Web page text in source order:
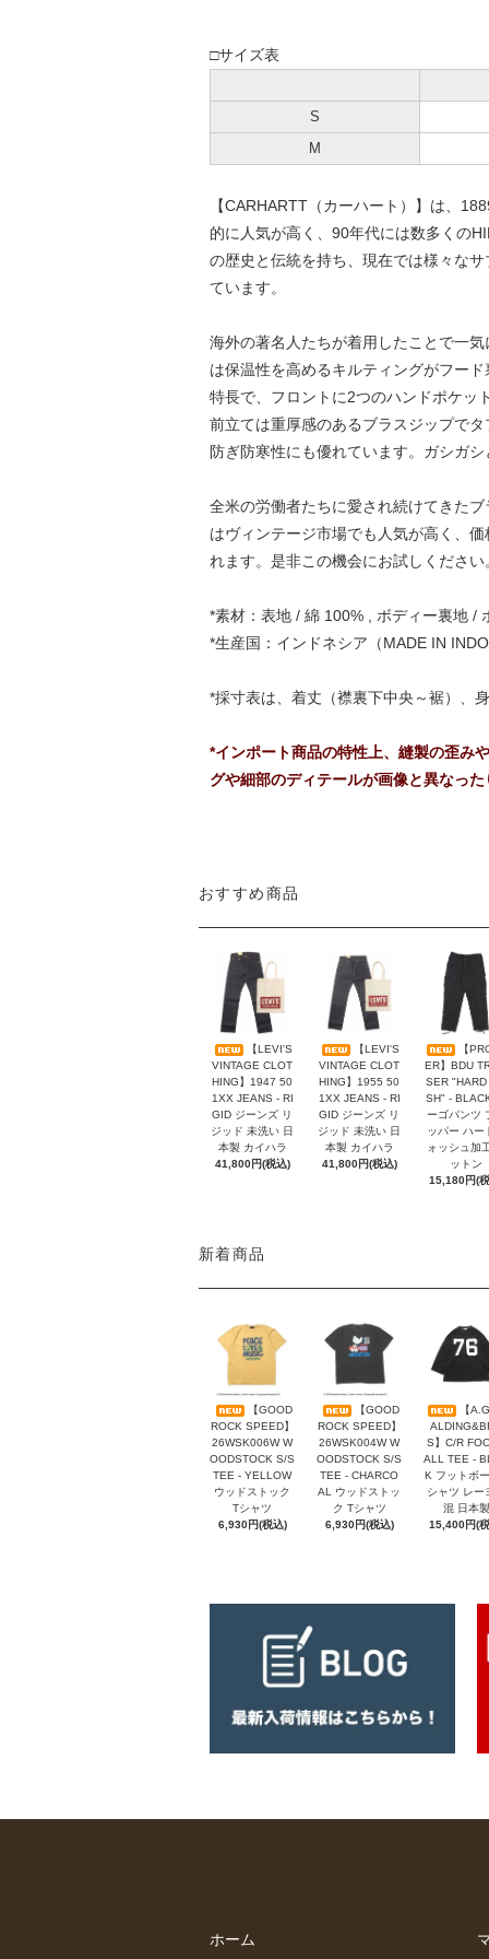
□サイズ表
S
M
【CARHARTT（カーハート）】は、
的に人気が高く、90年代には数多くの
の歴史と伝統を持ち、現在では様々な
ています。
海外の著名人たちが着用したことで一
は保温性を高めるキルティングがフー
特長で、フロントに2つのハンドポケッ
前立ては重厚感のあるブラスジップで
防ぎ防寒性にも優れています。ガシガ
全米の労働者たちに愛され続けてきた
はヴィンテージ市場でも人気が高く、
れます。是非この機会にお試しください
*素材：表地 / 綿 100% , ボディー裏地 /
*生産国：インドネシア（MADE IN
*採寸表は、着丈（襟裏下中央～裾）、
*インポート商品の特性上、縫製の歪み
グや細部のディテールが画像と異なっ
おすすめ商品
【LEVI'S
VINTAGE CLOT
HING】1947 50
1XX JEANS - RI
GID ジーンズ リ
ジッド 未洗い 日
本製 カイハラ
41,800円(税込)
【LEVI'S
VINTAGE CLOT
HING】1955 50
1XX JEANS - RI
GID ジーンズ リ
ジッド 未洗い 日
本製 カイハラ
41,800円(税込)
【
ER】BDU
SER "HARD
SH" -
ーゴパンツ
ッパー ハー
ォッシュ加
ットン
15,180円(
新着商品
【GOOD
ROCK SPEED】
26WSK006W W
OODSTOCK S/S
TEE - YELLOW
ウッドストック
Tシャツ
6,930円(税込)
【GOOD
ROCK SPEED】
26WSK004W W
OODSTOCK S/S
TEE - CHARCO
AL ウッドストッ
ク Tシャツ
6,930円(税込)
【
S】C/R
ALL TEE -
K フットボ
シャツ レー
混 日本製
15,400円(
ホーム